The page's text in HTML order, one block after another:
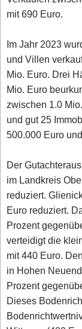
mit 690 Euro.
Im Jahr 2023
und Villen
Mio. Euro. Drei
Mio. Euro
zwischen 1.0
und gut 25
500.000 Euro
Der
im Landkreis
reduziert.
Euro reduziert.
Prozent
verteidigt die
mit 440 Euro.
in Hohen
Prozent
Dieses